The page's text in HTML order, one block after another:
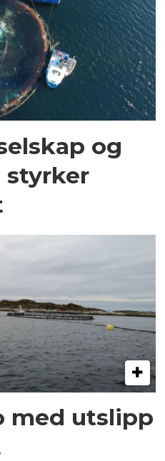
og
styrker
med utslipp